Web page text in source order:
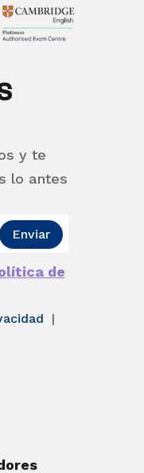
y te
lo antes
de
Enviar
|